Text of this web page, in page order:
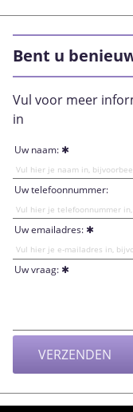
Bent u
Vul voor meer
in
Uw naam:
Uw telefoonnummer:
Uw emailadres:
Uw vraag: